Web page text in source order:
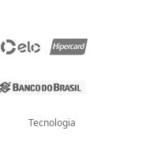
Tecnologia